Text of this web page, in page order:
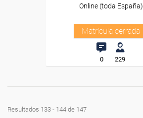
Online (toda España)
Matrícula cerrada
0 229
Resultados 133 - 144 de 147